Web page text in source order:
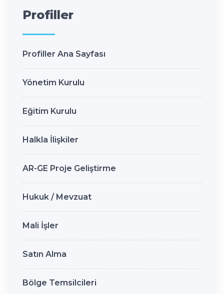
Profiller
Profiller Ana Sayfası
Yönetim Kurulu
Eğitim Kurulu
Halkla İlişkiler
AR-GE Proje Geliştirme
Hukuk / Mevzuat
Mali İşler
Satın Alma
Bölge Temsilcileri